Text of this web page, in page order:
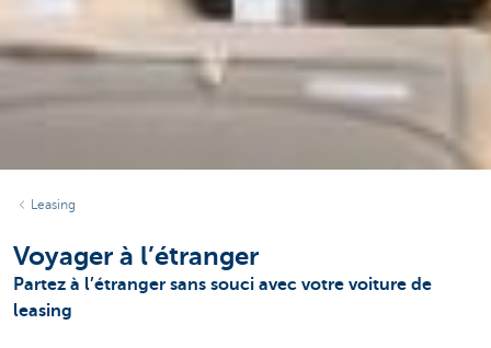
Leasing
Voyager à l’étranger
Partez à l’étranger sans souci avec votre voiture de
leasing